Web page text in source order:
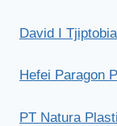
David I
Hefei Paragon
PT Natura